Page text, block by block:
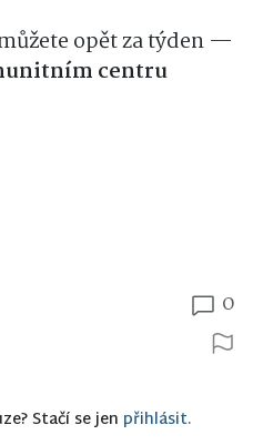
opět za týden —
centru
0
Stačí se jen přihlásit.